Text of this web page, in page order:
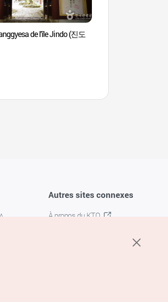
de l'île Jindo (진도
Autres sites connexes
À propos du KTO